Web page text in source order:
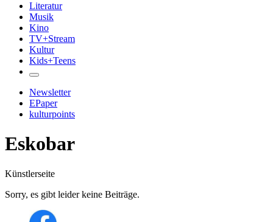
Literatur
Musik
Kino
TV+Stream
Kultur
Kids+Teens
Newsletter
EPaper
kulturpoints
Eskobar
Künstlerseite
Sorry, es gibt leider keine Beiträge.